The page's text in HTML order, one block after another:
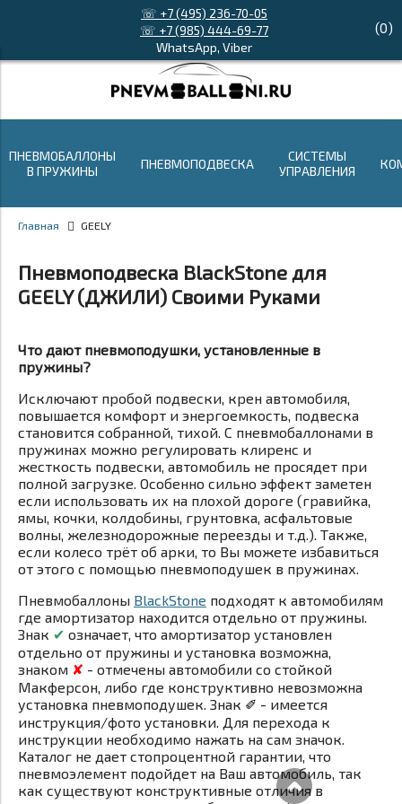
☏ +7 (495) 236-70-05
☏ +7 (985) 444-69-77
WhatsApp, Viber
(0)
ПНЕВМОБАЛЛОНЫ
В ПРУЖИНЫ
ПНЕВМОПОДВЕСКА
СИСТЕМЫ
УПРАВЛЕНИЯ
Главная GEELY
Пневмоподвеска BlackStone для
GEELY (ДЖИЛИ) Своими Руками
Что дают пневмоподушки, установленные в
пружины?
Исключают пробой подвески, крен автомобиля,
повышается комфорт и энергоемкость, подвеска
становится собранной, тихой. С пневмобаллонами в
пружинах можно регулировать клиренс и
жесткость подвески, автомобиль не просядет при
полной загрузке. Особенно сильно эффект заметен
если использовать их на плохой дороге (гравийка,
ямы, кочки, колдобины, грунтовка, асфальтовые
волны, железнодорожные переезды и т.д.). Также,
если колесо трёт об арки, то Вы можете избавиться
от этого с помощью пневмоподушек в пружинах.
Пневмобаллоны BlackStone подходят к автомобилям
где амортизатор находится отдельно от пружины.
Знак ✔ означает, что амортизатор установлен
отдельно от пружины и установка возможна,
знаком ✘ - отмечены автомобили со стойкой
Макферсон, либо где конструктивно невозможна
установка пневмоподушек. Знак ✐ - имеется
инструкция/фото установки. Для перехода к
инструкции необходимо нажать на сам значок.
Каталог не дает стопроцентной гарантии, что
пневмоэлемент подойдет на Ваш автомобиль, так
как существуют конструктивные отличия в